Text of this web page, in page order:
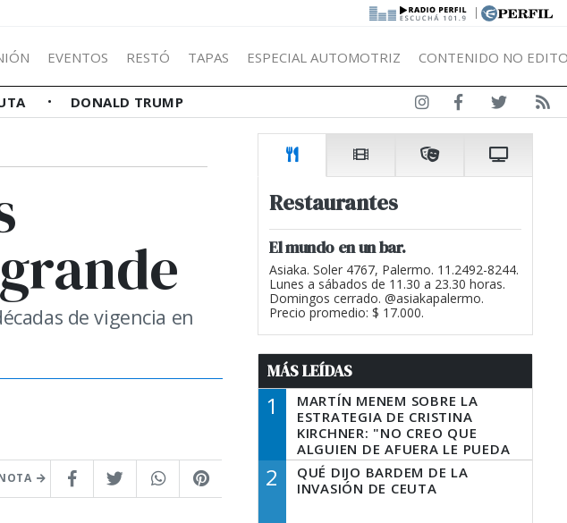
|
EVENTOS RESTÓ TAPAS ESPECIAL AUTOMOTRIZ CONTENIDO NO
DONALD TRUMP
de vigencia en
Restaurantes
El mundo en un bar.
Asiaka. Soler 4767, Palermo. 11.2492-8244.
Lunes a sábados de 11.30 a 23.30 horas.
Domingos cerrado. @asiakapalermo.
Precio promedio: $ 17.000.
MÁS LEÍDAS
1
MARTÍN MENEM SOBRE LA
ESTRATEGIA DE CRISTINA
KIRCHNER: "NO CREO QUE
ALGUIEN DE AFUERA LE PUEDA
DECIR A LA JUSTICIA LO QUE
TIENE QUE HACER"
2
QUÉ DIJO BARDEM DE LA
INVASIÓN DE CEUTA